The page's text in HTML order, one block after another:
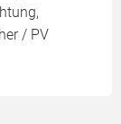
/ PV